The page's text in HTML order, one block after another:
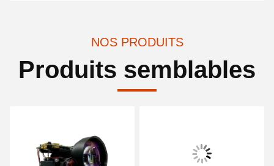
NOS PRODUITS
Produits semblables